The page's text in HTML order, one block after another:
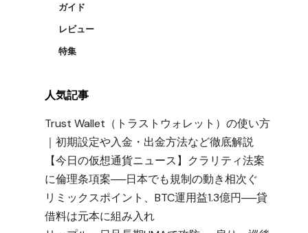
ガイド
レビュー
特集
人気記事
Trust Wallet（トラストウォレット）の使い方
｜初期設定や入金・出金方法など徹底解説
【今日の仮想通貨ニュース】クラリティ法案
に倫理条項案──日本でも規制の動き相次ぐ
リミックスポイント、BTC運用益1.3億円──貸
借料は元本に組み入れ